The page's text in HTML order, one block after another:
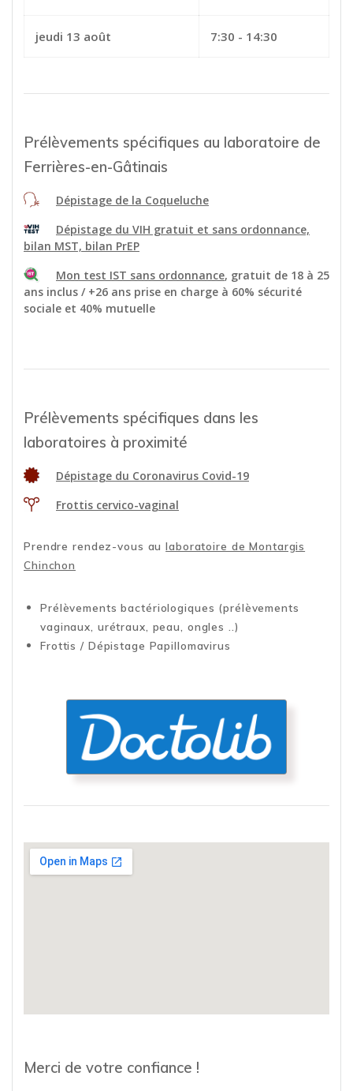
jeudi 13 août 7:30 - 14:30
Prélèvements spécifiques au laboratoire de
Ferrières-en-Gâtinais
Dépistage de la Coqueluche
Dépistage du VIH gratuit et sans ordonnance,
bilan MST, bilan PrEP
Mon test IST sans ordonnance, gratuit de 18 à 25
ans inclus / +26 ans prise en charge à 60% sécurité
sociale et 40% mutuelle
Prélèvements spécifiques dans les
laboratoires à proximité
Dépistage du Coronavirus Covid-19
Frottis cervico-vaginal
Prendre rendez-vous aulaboratoire de Montargis
Chinchon
Prélèvements bactériologiques (prélèvements
vaginaux, urétraux, peau, ongles ..)
Frottis / Dépistage Papillomavirus
Doctolib
Prendre rendez-vous en ligne au
lab. de Montargis Chinchon
Merci de votre confiance !